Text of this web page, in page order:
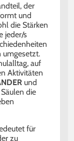
der
und
die Stärken
jeder/s
umgesetzt.
auf
Aktivitäten
und
die
für
zu